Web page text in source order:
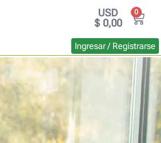
USD
$0,00
0
Ingresar / Registrarse